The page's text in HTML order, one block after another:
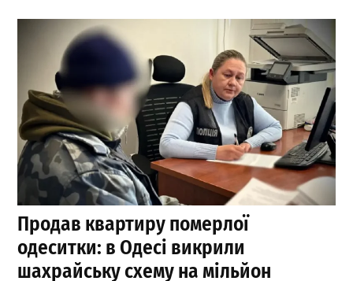
Продав квартиру померлої
одеситки: в Одесі викрили
шахрайську схему на мільйон